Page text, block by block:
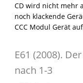
CD wird nicht mehr
noch klackende
CCC Modul Gerät
E61 (2008).
nach 1-3